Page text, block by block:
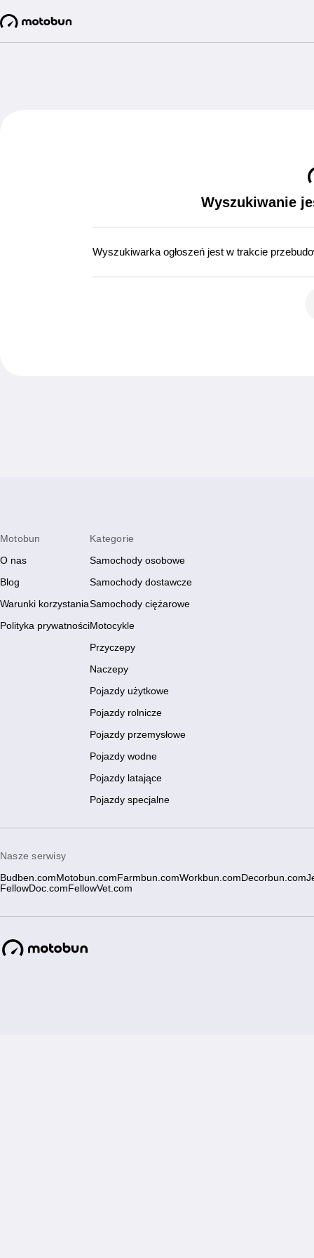
Wyszukiwanie
Wyszukiwarka ogłoszeń jest w trakcie
Motobun
O nas
Blog
Warunki korzystania
Polityka prywatności
Kategorie
Samochody osobowe
Samochody dostawcze
Samochody ciężarowe
Motocykle
Przyczepy
Naczepy
Pojazdy użytkowe
Pojazdy rolnicze
Pojazdy przemysłowe
Pojazdy wodne
Pojazdy latające
Pojazdy specjalne
Nasze serwisy
Budben.com Motobun.com Farmbun.comWorkbun.com Decorbun.com
FellowDoc.com FellowVet.com